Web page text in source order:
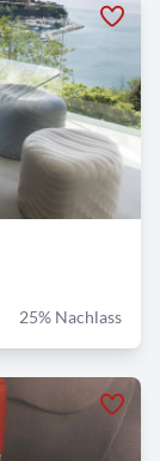
25% Nachlass